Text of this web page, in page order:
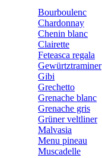
Bourboulenc
Chardonnay
Chenin blanc
Clairette
Feteasca regala
Gewürtztraminer
Gibi
Grechetto
Grenache blanc
Grenache gris
Grüner veltliner
Malvasia
Menu pineau
Muscadelle